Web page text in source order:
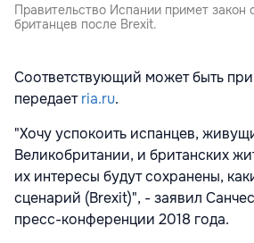
Правительство Испании примет закон
британцев после Brexit.
Соответствующий может быть
передаетria.ru.
"Хочу успокоить испанцев,
Великобритании, и британских
их интересы будут сохранены,
сценарий (Brexit)", - заявил
пресс-конференции 2018 года.